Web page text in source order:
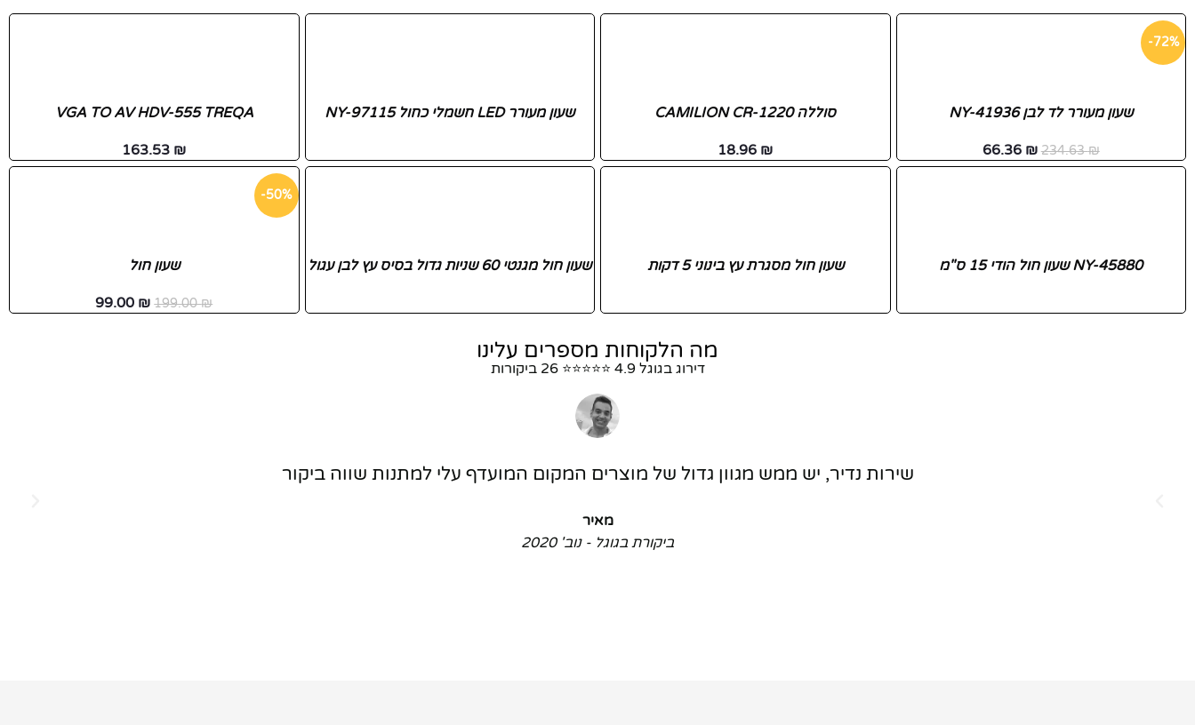
-72%
שעון מעורר לד לבן NY-41936
234.63₪
66.36 ₪
סוללה CAMILION CR-1220
18.96 ₪
שעון מעורר LED חשמלי כחול NY-97115 VGA TO AV HDV-555 TREQA
163.53 ₪
NY-45880 שעון חול הודי 15 ס"מ שעון חול מסגרת עץ בינוני 5 דקות שעון חול מגנטי 60 שניות גדול בסיס עץ לבן עגול
-50%
שעון חול
199.00₪
99.00 ₪
מה הלקוחות מספרים עלינו
דירוג בגוגל 4.9 ⭐⭐⭐⭐⭐ 26 ביקורות
שירות נדיר, יש ממש מגוון גדול של מוצרים המקום המועדף עלי למתנות שווה ביקור
מאיר
ביקורת בגוגל - נוב' 2020